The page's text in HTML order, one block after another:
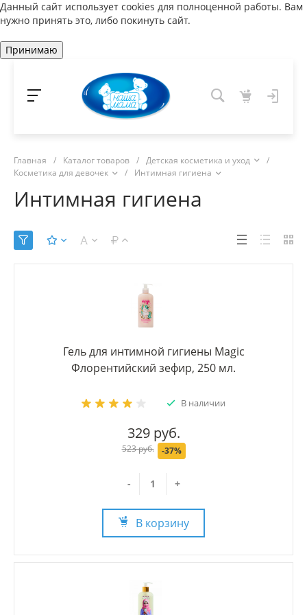
Данный сайт использует cookies для полноценной работы. Вам
нужно принять это, либо покинуть сайт.
Принимаю
Главная / Каталог товаров / Детская косметика и уход
/
Косметика для девочек
/ Интимная гигиена
Интимная гигиена
Гель для интимной гигиены Magic
Флорентийский зефир, 250 мл.
В наличии
329 руб.
523 руб. -37%
- +
В корзину